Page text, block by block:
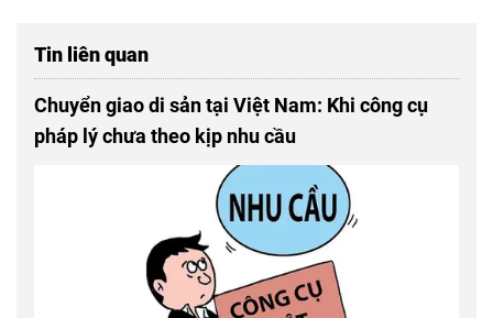
Tin liên quan
Chuyển giao di sản tại Việt Nam: Khi công cụ
pháp lý chưa theo kịp nhu cầu